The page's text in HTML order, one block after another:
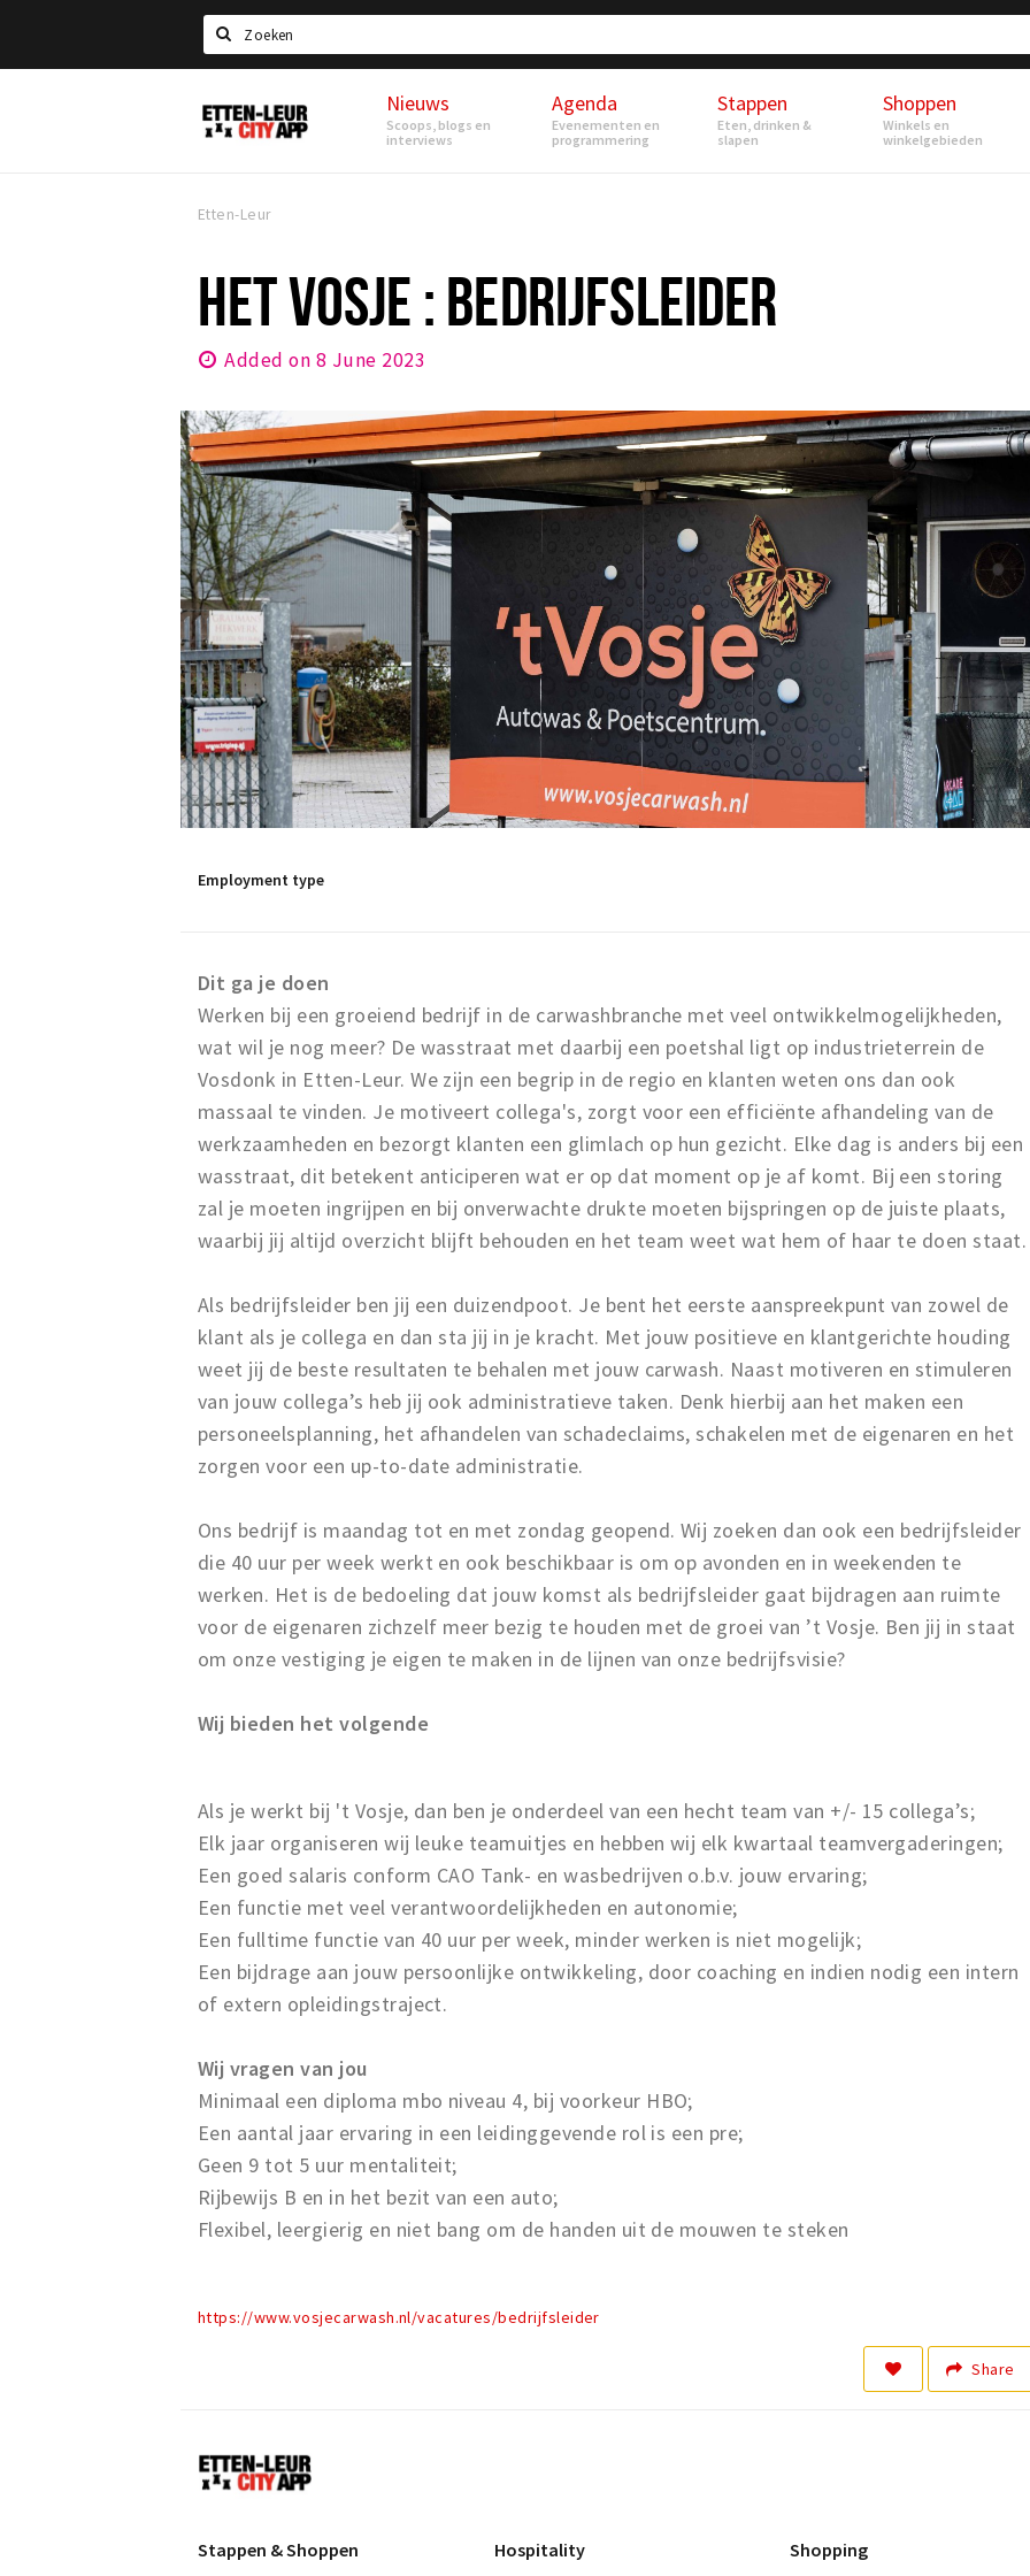
Search
Etten-
Leur
Nieuws
Scoops, blogs en
interviews
Agenda
Evenementen en
programmering
Stappen
Eten, drinken &
slapen
Shoppen
Winkels en
winkelgebieden
Etten-Leur
HET VOSJE : BEDRIJFSLEIDER
Added on 8 June 2023
Employment type
Dit ga je doen
Werken bij een groeiend bedrijf in de carwashbranche met veel ontwikkelmogelijkheden,
wat wil je nog meer? De wasstraat met daarbij een poetshal ligt op industrieterrein de
Vosdonk in Etten-Leur. We zijn een begrip in de regio en klanten weten ons dan ook
massaal te vinden. Je motiveert collega's, zorgt voor een efficiënte afhandeling van de
werkzaamheden en bezorgt klanten een glimlach op hun gezicht. Elke dag is anders bij een
wasstraat, dit betekent anticiperen wat er op dat moment op je af komt. Bij een storing
zal je moeten ingrijpen en bij onverwachte drukte moeten bijspringen op de juiste plaats,
waarbij jij altijd overzicht blijft behouden en het team weet wat hem of haar te doen staat.
Als bedrijfsleider ben jij een duizendpoot. Je bent het eerste aanspreekpunt van zowel de
klant als je collega en dan sta jij in je kracht. Met jouw positieve en klantgerichte houding
weet jij de beste resultaten te behalen met jouw carwash. Naast motiveren en stimuleren
van jouw collega’s heb jij ook administratieve taken. Denk hierbij aan het maken een
personeelsplanning, het afhandelen van schadeclaims, schakelen met de eigenaren en het
zorgen voor een up-to-date administratie.
Ons bedrijf is maandag tot en met zondag geopend. Wij zoeken dan ook een bedrijfsleider
die 40 uur per week werkt en ook beschikbaar is om op avonden en in weekenden te
werken. Het is de bedoeling dat jouw komst als bedrijfsleider gaat bijdragen aan ruimte
voor de eigenaren zichzelf meer bezig te houden met de groei van ’t Vosje. Ben jij in staat
om onze vestiging je eigen te maken in de lijnen van onze bedrijfsvisie?
Wij bieden het volgende
Als je werkt bij 't Vosje, dan ben je onderdeel van een hecht team van +/- 15 collega’s;
Elk jaar organiseren wij leuke teamuitjes en hebben wij elk kwartaal teamvergaderingen;
Een goed salaris conform CAO Tank- en wasbedrijven o.b.v. jouw ervaring;
Een functie met veel verantwoordelijkheden en autonomie;
Een fulltime functie van 40 uur per week, minder werken is niet mogelijk;
Een bijdrage aan jouw persoonlijke ontwikkeling, door coaching en indien nodig een intern
of extern opleidingstraject.
Wij vragen van jou
Minimaal een diploma mbo niveau 4, bij voorkeur HBO;
Een aantal jaar ervaring in een leidinggevende rol is een pre;
Geen 9 tot 5 uur mentaliteit;
Rijbewijs B en in het bezit van een auto;
Flexibel, leergierig en niet bang om de handen uit de mouwen te steken
https://www.vosjecarwash.nl/vacatures/bedrijfsleider
Share
Etten-
Leur
Stappen & Shoppen Hospitality Shopping